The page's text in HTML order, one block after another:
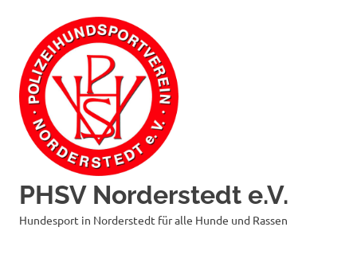
springen
PHSV Norderstedt e.V.
Hundesport in Norderstedt für alle Hunde und Rassen